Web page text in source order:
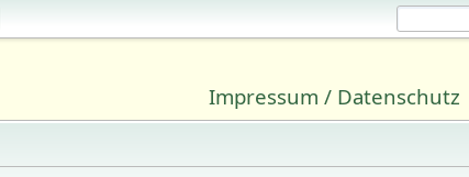
Impressum / Datenschutz